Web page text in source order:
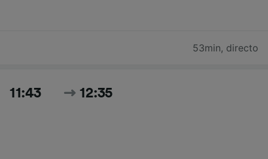
53min, directo
11:43 12:35